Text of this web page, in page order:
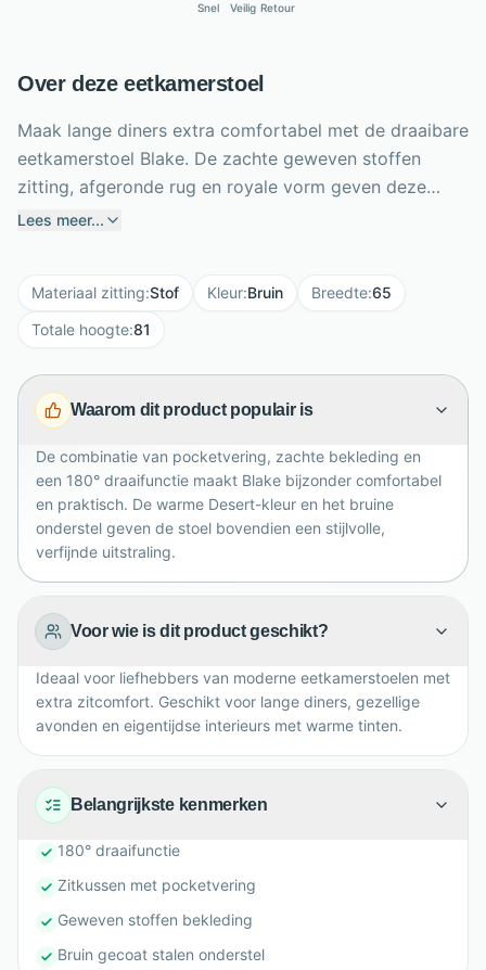
Snel Veilig Retour
Over deze eetkamerstoel
Maak lange diners extra comfortabel met de draaibare
eetkamerstoel Blake. De zachte geweven stoffen
zitting, afgeronde rug en royale vorm geven deze
stoel een warme, eigentijdse uitstraling. Dankzij het
De 180 graden draaifunctie biedt veel
bewegingsvrijheid en draait praktisch terug naar de
in bruin sluit mooi aan bij de warme Desert-kleur. Met
een zithoogte van 50,5 cm, zitbreedte van 48 cm en
gebruiksgemak met verfijnd wooncomfort in elke
moderne eetkamer en bij uiteenlopende interieurstijlen.
Lees meer...
Materiaal zitting:Stof Kleur:Bruin Breedte:65
Totale hoogte:81
Waarom dit product populair is
De combinatie van pocketvering, zachte bekleding en
een 180° draaifunctie maakt Blake bijzonder comfortabel
en praktisch. De warme Desert-kleur en het bruine
onderstel geven de stoel bovendien een stijlvolle,
verfijnde uitstraling.
Voor wie is dit product geschikt?
Ideaal voor liefhebbers van moderne eetkamerstoelen met
extra zitcomfort. Geschikt voor lange diners, gezellige
avonden en eigentijdse interieurs met warme tinten.
Belangrijkste kenmerken
180° draaifunctie
Zitkussen met pocketvering
Geweven stoffen bekleding
Bruin gecoat stalen onderstel